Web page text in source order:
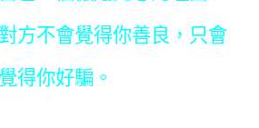
方不會覺得你善良，只會
覺得你好騙。